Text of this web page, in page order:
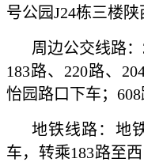
号公园J24栋三楼陕
周边公交线路：
183路、220路、
怡园路口下车；608
地铁线路：地
车，转乘183路至